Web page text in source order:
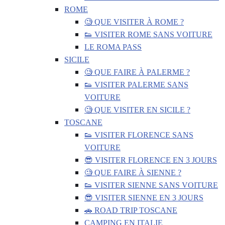
ROME
🧐 QUE VISITER À ROME ?
👟 VISITER ROME SANS VOITURE
LE ROMA PASS
SICILE
🧐 QUE FAIRE À PALERME ?
👟 VISITER PALERME SANS
VOITURE
🧐 QUE VISITER EN SICILE ?
TOSCANE
👟 VISITER FLORENCE SANS
VOITURE
😎 VISITER FLORENCE EN 3 JOURS
🧐 QUE FAIRE À SIENNE ?
👟 VISITER SIENNE SANS VOITURE
😎 VISITER SIENNE EN 3 JOURS
🚗 ROAD TRIP TOSCANE
CAMPING EN ITALIE